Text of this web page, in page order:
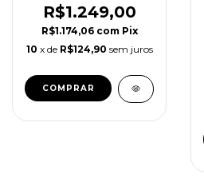
Oyster
R$1.249,00
R$1.174,06 com Pix
10 x de R$124,90 sem juros
COMPRAR